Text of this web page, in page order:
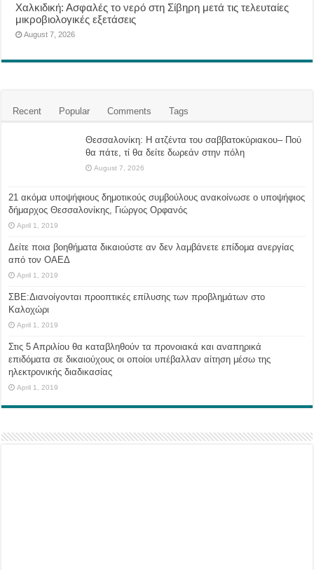
Χαλκιδική: Ασφαλές το νερό στη Σίβηρη μετά τις τελευταίες
μικροβιολογικές εξετάσεις
August 7, 2026
Recent Popular Comments Tags
Θεσσαλονίκη: Η ατζέντα του σαββατοκύριακου– Πού
θα πάτε, τί θα δείτε δωρεάν στην πόλη
August 7, 2026
21 ακόμα υποψήφιους δημοτικούς συμβούλους ανακοίνωσε ο υποψήφιος
δήμαρχος Θεσσαλονίκης, Γιώργος Ορφανός
April 1, 2019
Δείτε ποια βοηθήματα δικαιούστε αν δεν λαμβάνετε επίδομα ανεργίας
από τον ΟΑΕΔ
April 1, 2019
ΣΒΕ:Διανοίγονται προοπτικές επίλυσης των προβλημάτων στο
Καλοχώρι
April 1, 2019
Στις 5 Απριλίου θα καταβληθούν τα προνοιακά και αναπηρικά
επιδόματα σε δικαιούχους οι οποίοι υπέβαλλαν αίτηση μέσω της
ηλεκτρονικής διαδικασίας
April 1, 2019